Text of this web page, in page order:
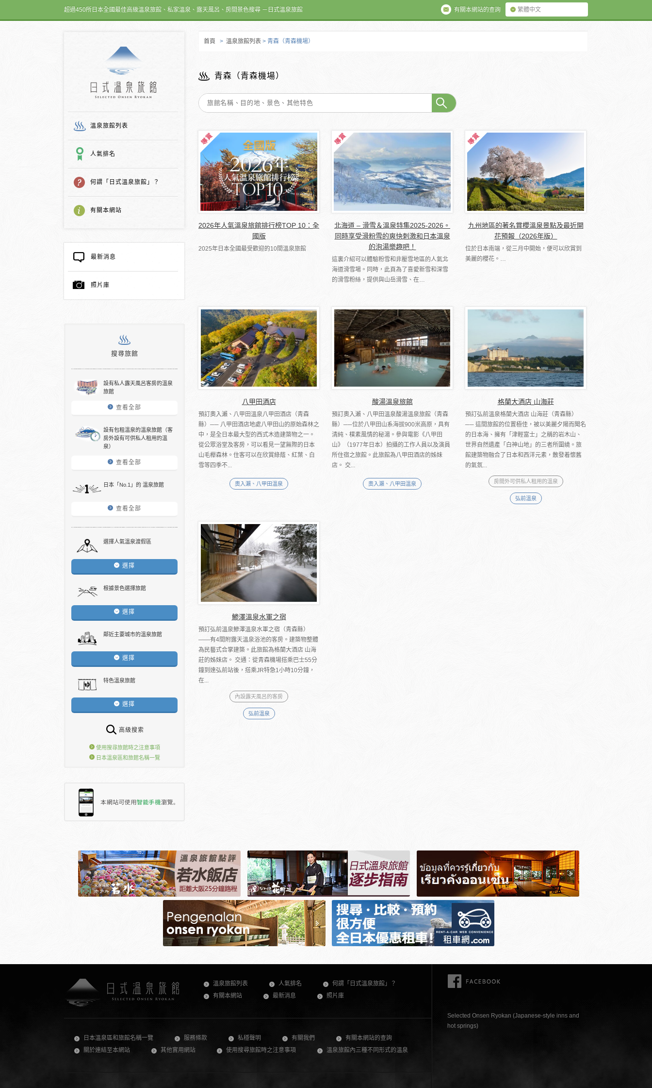
超過450所日本全國最佳高級溫泉旅館、私家溫泉、露天風呂、房間景色搜尋 －日式溫泉旅館 繁體中文
有關本網站的查詢
溫泉旅館列表
人氣排名
何謂「日式溫泉旅館」？
有關本網站
最新消息
照片庫
搜尋旅館
設有私人露天風呂客房的溫泉
旅館
查看全部
設有包租溫泉的溫泉旅館（客
房外設有可供私人租用的溫
泉）
查看全部
日本「No.1」的 溫泉旅館
查看全部
選擇人氣溫泉渡假區
選擇
根據景色選擇旅館
選擇
鄰近主要城市的溫泉旅館
選擇
特色溫泉旅館
選擇
高級搜索
使用搜尋旅館時之注意事項
日本溫泉區和旅館名稱一覽
首頁 > 溫泉旅館列表 > 青森（青森機場）
青森（青森機場）
2026年人氣溫泉旅館排行榜TOP 10：全
國版
2025年日本全國最受歡迎的10間溫泉旅館
北海道 – 滑雪＆溫泉特集2025-2026。
同時享受滑粉雪的爽快刺激和日本溫泉
的泡湯樂趣吧！
這裏介紹可以體驗粉雪和非壓雪地區的人氣北
海道滑雪場。同時，此頁為了喜愛新雪和深雪
的滑雪粉絲，提供與山岳滑雪、在…
九州地區的著名賞櫻溫泉景點及最近開
花預報（2026年版）
位於日本南端，從三月中開始，便可以欣賞到
美麗的櫻花。…
八甲田酒店
預訂奧入瀨、八甲田溫泉八甲田酒店（青森
縣）── 八甲田酒店地處八甲田山的原始森林之
中，是全日本最大型的西式木造建築物之一。
從公眾浴堂及客房，可以看見一望無際的日本
山毛櫸森林。住客可以在欣賞綠蔭、紅葉、白
雪等四季不...
奧入瀨、八甲田溫泉
酸湯溫泉旅館
預訂奧入瀨、八甲田溫泉酸湯溫泉旅館（青森
縣）──位於八甲田山系海拔900米高原，具有
清純、樸素風情的秘湯。參與電影《八甲田
山》（1977年日本）拍攝的工作人員以及演員
所住宿之旅館。此旅館為八甲田酒店的姊妹
店。 交...
奧入瀨、八甲田溫泉
格蘭大酒店 山海莊
預訂弘前溫泉格蘭大酒店 山海莊（青森縣）
── 這間旅館的位置極佳，被以美麗夕陽而聞名
的日本海、擁有「津輕富士」之稱的岩木山、
世界自然遺產「白神山地」的三者所圍繞。旅
館建築物融合了日本和西洋元素，散發着懷舊
的氣氛...
房間外可供私人租用的溫泉
弘前溫泉
鯵澤溫泉水軍之宿
預訂弘前溫泉鯵澤溫泉水軍之宿（青森縣）
――有4間附露天溫泉浴池的客房。建築物整體
為民藝式合掌建築。此旅館為格蘭大酒店 山海
莊的姊妹店。 交通：從青森機場搭乘巴士55分
鐘到達弘前站後，搭乘JR特急1小時10分鐘，
在...
內設露天風呂的客房
弘前溫泉
Selected Onsen Ryokan (Japanese-style inns and
hot springs)
溫泉旅館列表 人氣排名
何謂「日式溫泉旅館」？
有關本網站
最新消息 照片庫
日本溫泉區和旅館名稱一覽 服務條款 私穩聲明 有關我們
有關本網站的查詢
關於連結至本網站
其他實用網站 使用搜尋旅館時之注意事項 溫泉旅館內三種不同形式的溫泉